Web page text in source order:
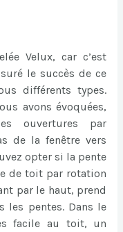
Velux, car c’est
le succès de ce
différents types.
avons évoquées,
ouvertures par
de la fenêtre vers
opter si la pente
de toit par rotation
par le haut, prend
les pentes. Dans le
facile au toit, un